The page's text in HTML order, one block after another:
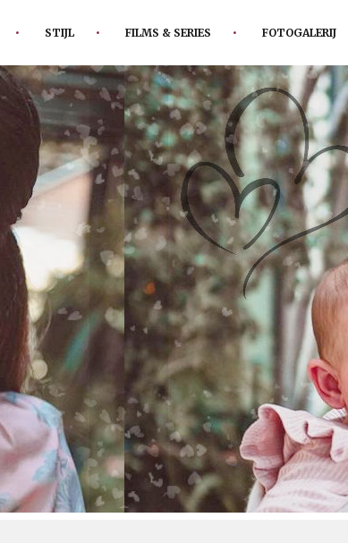
STIJL FILMS & SERIES FOTOGALERIJ